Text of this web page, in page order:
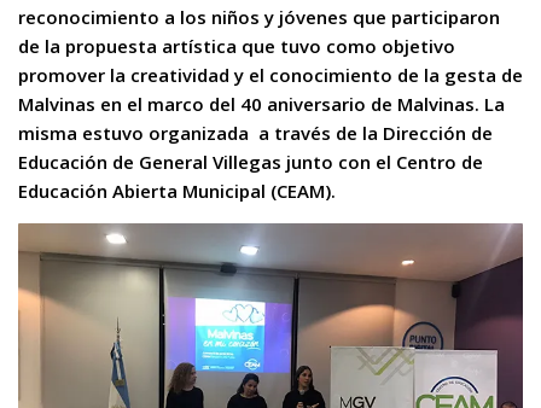
reconocimiento a los niños y jóvenes que participaron
de la propuesta artística que tuvo como objetivo
promover la creatividad y el conocimiento de la gesta de
Malvinas en el marco del 40 aniversario de Malvinas. La
misma estuvo organizada a través de la Dirección de
Educación de General Villegas junto con el Centro de
Educación Abierta Municipal (CEAM).